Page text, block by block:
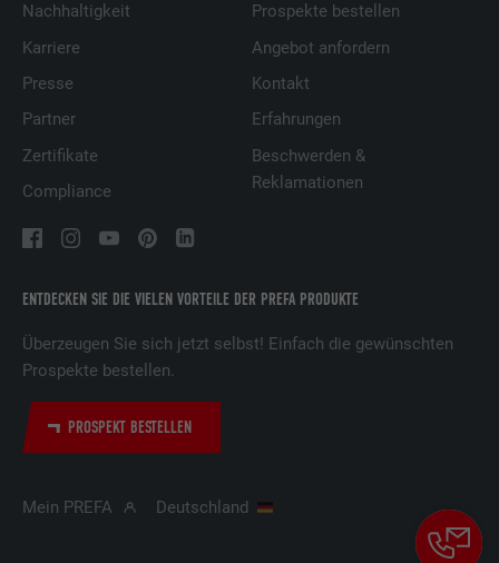
ENTDECKEN SIE DIE VIELEN VORTEILE DER PREFA PRODUKTE
Überzeugen Sie sich jetzt selbst! Einfach die gewünschten
Prospekte bestellen.
PROSPEKT BESTELLEN
Nachhaltigkeit
Karriere
Presse
Partner
Zertifikate
Compliance
Prospekte bestellen
Angebot anfordern
Kontakt
Erfahrungen
Beschwerden &
Reklamationen
Mein PREFA Deutschland